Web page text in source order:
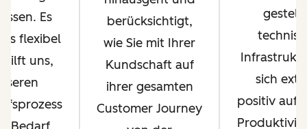
Es
flexibel
uns,
berücksichtigt,
wie Sie mit Ihrer
Kundschaft auf
ihrer gesamten
Customer Journey
sich
positiv auf